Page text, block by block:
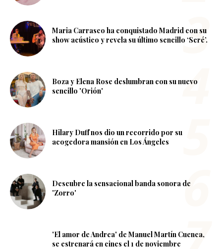
Maria Carrasco ha conquistado Madrid con su
show acústico y revela su último sencillo ‘Seré’.
Boza y Elena Rose deslumbran con su nuevo
sencillo 'Orión'
Hilary Duff nos dio un recorrido por su
acogedora mansión en Los Ángeles
Descubre la sensacional banda sonora de
'Zorro'
'El amor de Andrea' de Manuel Martín Cuenca,
se estrenará en cines el 1 de noviembre